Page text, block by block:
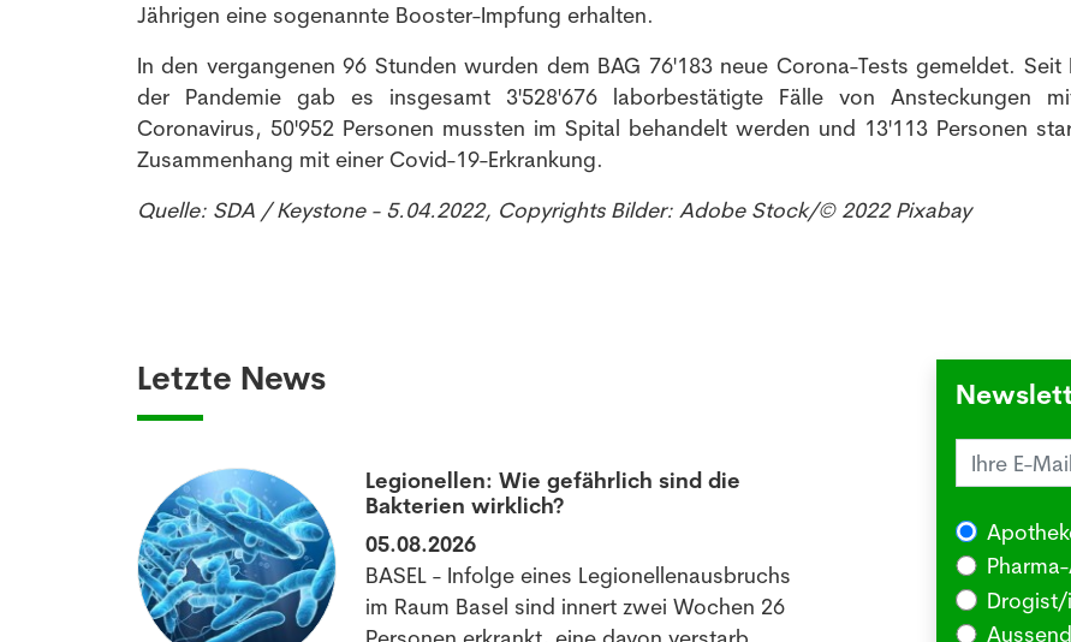
Jährigen eine sogenannte Booster-Impfung erhalten.
In den vergangenen 96 Stunden wurden dem BAG 76'183 neue Corona-Tests gemeldet. Seit
der Pandemie gab es insgesamt 3'528'676 laborbestätigte Fälle von Ansteckungen
Coronavirus, 50'952 Personen mussten im Spital behandelt werden und 13'113 Personen
Zusammenhang mit einer Covid-19-Erkrankung.
Quelle: SDA / Keystone - 5.04.2022, Copyrights Bilder: Adobe Stock/© 2022 Pixabay
Letzte News
Legionellen: Wie gefährlich sind die
Bakterien wirklich?
05.08.2026
BASEL - Infolge eines Legionellenausbruchs
im Raum Basel sind innert zwei Wochen 26
Drogist/